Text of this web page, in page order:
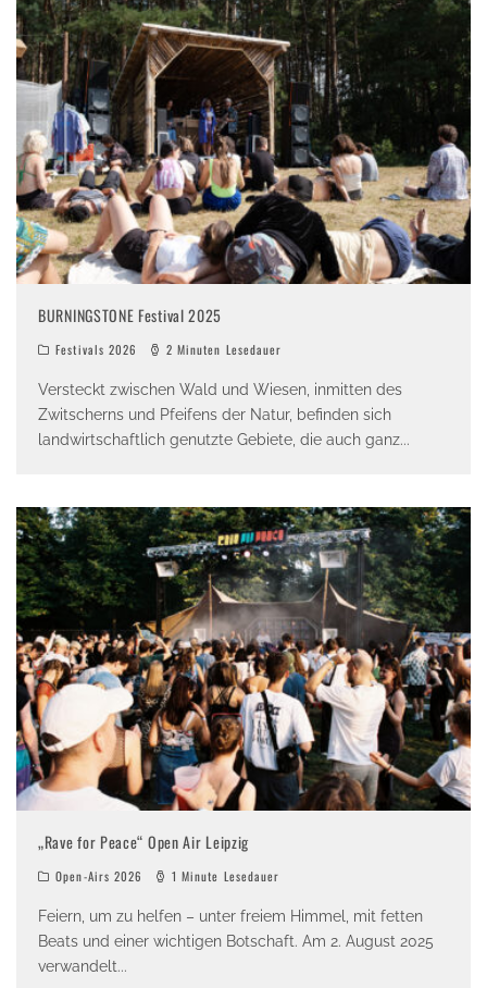
BURNINGSTONE Festival 2025
Festivals 2026 2 Minuten Lesedauer
Versteckt zwischen Wald und Wiesen, inmitten des
Zwitscherns und Pfeifens der Natur, befinden sich
landwirtschaftlich genutzte Gebiete, die auch ganz...
„Rave for Peace“ Open Air Leipzig
Open-Airs 2026 1 Minute Lesedauer
Feiern, um zu helfen – unter freiem Himmel, mit fetten
Beats und einer wichtigen Botschaft. Am 2. August 2025
verwandelt...